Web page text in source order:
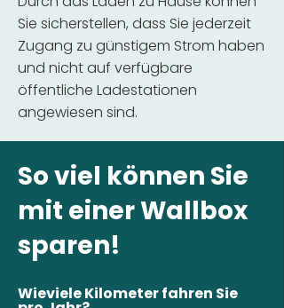
Sie sicherstellen, dass Sie jederzeit
Zugang zu günstigem Strom haben
und nicht auf verfügbare
öffentliche Ladestationen
angewiesen sind.
So viel können Sie
mit einer Wallbox
sparen!
Wieviele Kilometer fahren Sie